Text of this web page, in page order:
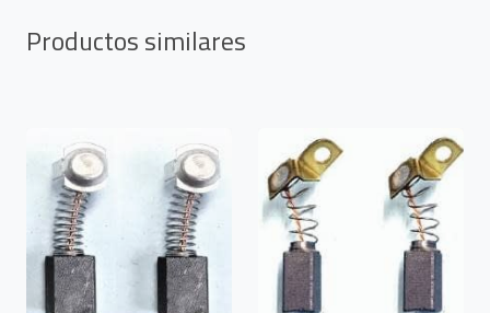
Productos similares